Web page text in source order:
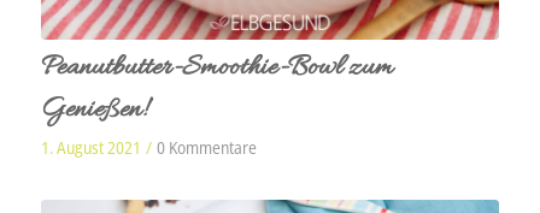
Peanutbutter-Smoothie-Bowl zum
Genießen!
1. August 2021 / 0 Kommentare